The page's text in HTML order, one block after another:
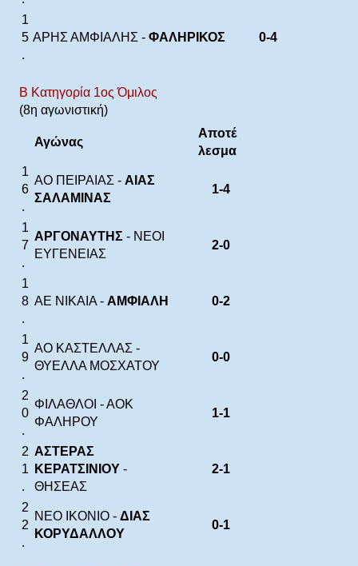
1
5
.
ΑΡΗΣ ΑΜΦΙΑΛΗΣ - ΦΑΛΗΡΙΚΟΣ 0-4
Β Κατηγορία 1ος Όμιλος
(8η αγωνιστική)
Αγώνας
Αποτέ
λεσμα
1
6
.
ΑΟ ΠΕΙΡΑΙΑΣ - ΑΙΑΣ
ΣΑΛΑΜΙΝΑΣ
1-4
1
7
.
ΑΡΓΟΝΑΥΤΗΣ - ΝΕΟΙ
ΕΥΓΕΝΕΙΑΣ
2-0
1
8
.
ΑΕ ΝΙΚΑΙΑ - ΑΜΦΙΑΛΗ 0-2
1
9
.
ΑΟ ΚΑΣΤΕΛΛΑΣ -
ΘΥΕΛΛΑ ΜΟΣΧΑΤΟΥ
0-0
2
0
.
ΦΙΛΑΘΛΟΙ - ΑΟΚ
ΦΑΛΗΡΟΥ
1-1
2
1
.
ΑΣΤΕΡΑΣ
ΚΕΡΑΤΣΙΝΙΟΥ -
ΘΗΣΕΑΣ
2-1
2
2
.
ΝΕΟ ΙΚΟΝΙΟ - ΔΙΑΣ
ΚΟΡΥΔΑΛΛΟΥ
0-1